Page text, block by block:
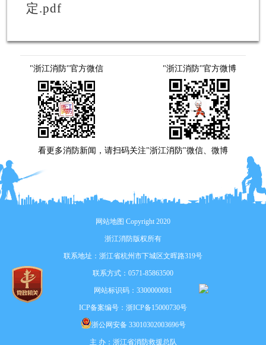
定.pdf
"浙江消防"官方微信 "浙江消防"官方微博
看更多消防新闻，请扫码关注"浙江消防"微信、微博
网站地图 Copyright 2020
浙江消防版权所有
联系地址：浙江省杭州市下城区文晖路319号
联系方式：0571-85863500
网站标识码：3300000081
ICP备案编号： 浙ICP备15000730号
浙公网安备 33010302003696号
主 办：浙江省消防救援总队